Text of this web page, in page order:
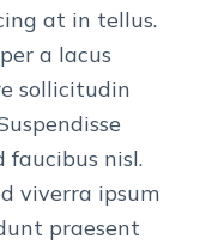
at in tellus.
a lacus
sollicitudin
faucibus nisl.
viverra ipsum
praesent